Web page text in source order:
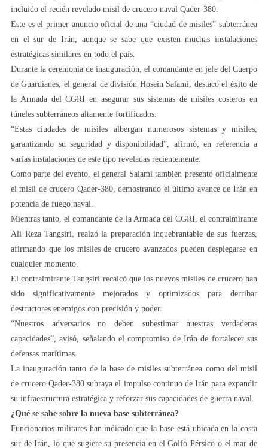
incluido el recién revelado misil de crucero naval Qader-380.
Este es el primer anuncio oficial de una “ciudad de misiles” subterránea
en el sur de Irán, aunque se sabe que existen muchas instalaciones
estratégicas similares en todo el país.
Durante la ceremonia de inauguración, el comandante en jefe del Cuerpo
de Guardianes, el general de división Hosein Salami, destacó el éxito de
la Armada del CGRI en asegurar sus sistemas de misiles costeros en
túneles subterráneos altamente fortificados.
“Estas ciudades de misiles albergan numerosos sistemas y misiles,
garantizando su seguridad y disponibilidad”, afirmó, en referencia a
varias instalaciones de este tipo reveladas recientemente.
Como parte del evento, el general Salami también presentó oficialmente
el misil de crucero Qader-380, demostrando el último avance de Irán en
potencia de fuego naval.
Mientras tanto, el comandante de la Armada del CGRI, el contralmirante
Ali Reza Tangsiri, realzó la preparación inquebrantable de sus fuerzas,
afirmando que los misiles de crucero avanzados pueden desplegarse en
cualquier momento.
El contralmirante Tangsiri recalcó que los nuevos misiles de crucero han
sido significativamente mejorados y optimizados para derribar
destructores enemigos con precisión y poder.
“Nuestros adversarios no deben subestimar nuestras verdaderas
capacidades”, avisó, señalando el compromiso de Irán de fortalecer sus
defensas marítimas.
La inauguración tanto de la base de misiles subterránea como del misil
de crucero Qader-380 subraya el impulso continuo de Irán para expandir
su infraestructura estratégica y reforzar sus capacidades de guerra naval.
¿Qué se sabe sobre la nueva base subterránea?
Funcionarios militares han indicado que la base está ubicada en la costa
sur de Irán, lo que sugiere su presencia en el Golfo Pérsico o el mar de